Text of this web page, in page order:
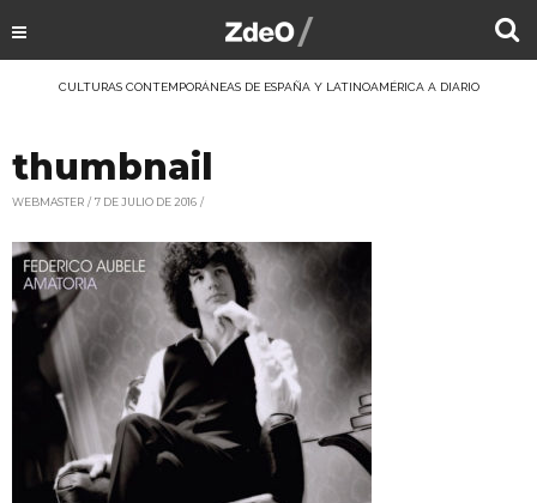
CULTURAS CONTEMPORÁNEAS DE ESPAÑA Y LATINOAMÉRICA A DIARIO
thumbnail
WEBMASTER 7 DE JULIO DE 2016